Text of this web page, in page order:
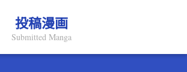
投稿漫画
Submitted Manga